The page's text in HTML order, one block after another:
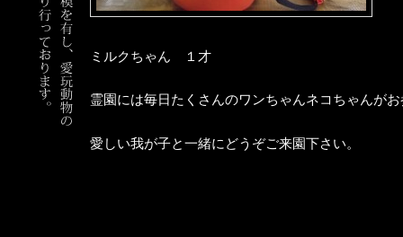
ミルクちゃん １才
霊園には毎日たくさんのワンちゃんネコちゃんが
愛しい我が子と一緒にどうぞご来園下さい。